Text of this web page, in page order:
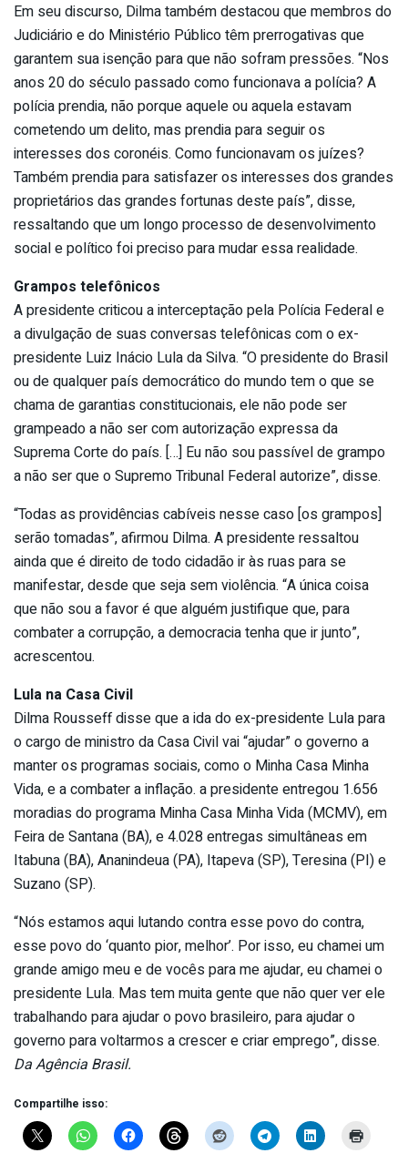
Em seu discurso, Dilma também destacou que membros do
Judiciário e do Ministério Público têm prerrogativas que
garantem sua isenção para que não sofram pressões. “Nos
anos 20 do século passado como funcionava a polícia? A
polícia prendia, não porque aquele ou aquela estavam
cometendo um delito, mas prendia para seguir os
interesses dos coronéis. Como funcionavam os juízes?
Também prendia para satisfazer os interesses dos grandes
proprietários das grandes fortunas deste país”, disse,
ressaltando que um longo processo de desenvolvimento
social e político foi preciso para mudar essa realidade.
Grampos telefônicos
A presidente criticou a interceptação pela Polícia Federal e
a divulgação de suas conversas telefônicas com o ex-
presidente Luiz Inácio Lula da Silva. “O presidente do Brasil
ou de qualquer país democrático do mundo tem o que se
chama de garantias constitucionais, ele não pode ser
grampeado a não ser com autorização expressa da
Suprema Corte do país. […] Eu não sou passível de grampo
a não ser que o Supremo Tribunal Federal autorize”, disse.
“Todas as providências cabíveis nesse caso [os grampos]
serão tomadas”, afirmou Dilma. A presidente ressaltou
ainda que é direito de todo cidadão ir às ruas para se
manifestar, desde que seja sem violência. “A única coisa
que não sou a favor é que alguém justifique que, para
combater a corrupção, a democracia tenha que ir junto”,
acrescentou.
Lula na Casa Civil
Dilma Rousseff disse que a ida do ex-presidente Lula para
o cargo de ministro da Casa Civil vai “ajudar” o governo a
manter os programas sociais, como o Minha Casa Minha
Vida, e a combater a inflação. a presidente entregou 1.656
moradias do programa Minha Casa Minha Vida (MCMV), em
Feira de Santana (BA), e 4.028 entregas simultâneas em
Itabuna (BA), Ananindeua (PA), Itapeva (SP), Teresina (PI) e
Suzano (SP).
“Nós estamos aqui lutando contra esse povo do contra,
esse povo do ‘quanto pior, melhor’. Por isso, eu chamei um
grande amigo meu e de vocês para me ajudar, eu chamei o
presidente Lula. Mas tem muita gente que não quer ver ele
trabalhando para ajudar o povo brasileiro, para ajudar o
governo para voltarmos a crescer e criar emprego”, disse.
Da Agência Brasil.
Compartilhe isso: